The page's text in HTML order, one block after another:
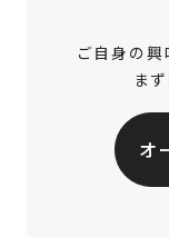
ご自身の
ま
オ